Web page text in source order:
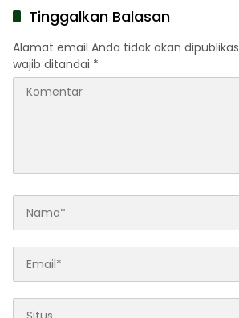
Amankan Empat
Tersangka
Tinggalkan Balasan
Alamat email Anda tidak akan
wajib ditandai *